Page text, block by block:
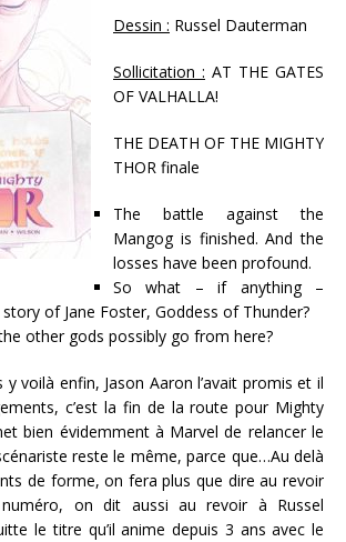
Dessin : Russel Dauterman
Sollicitation : AT THE GATES
OF VALHALLA!
THE DEATH OF THE MIGHTY
THOR finale
The battle against the
Mangog is finished. And the
losses have been profound.
So what – if anything –
of Jane Foster, Goddess of Thunder?
other gods possibly go from here?
y voilà enfin, Jason Aaron l’avait promis et il
c’est la fin de la route pour Mighty
bien évidemment à Marvel de relancer le
reste le même, parce que…Au delà
de forme, on fera plus que dire au revoir
on dit aussi au revoir à Russel
le titre qu’il anime depuis 3 ans avec le